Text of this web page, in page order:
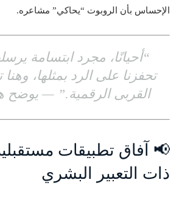
الإحساس بأن الروبوت “يحاكي” مشاعره.
“أحيانًا، مجرد ابتسامة
تحفزنا على الرد بمثلها،
القربى الرقمية.” — يوضح
📢 آفاق تطبيقات
ذات التعبير البشري